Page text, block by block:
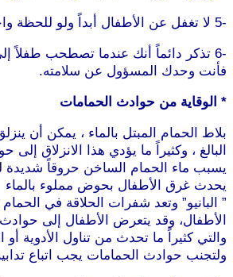
-5 لا تغفل عن الأطفال أبداً ولو للحظة واحدة.
-6 تذكر دائماً أنك عندما تصطحب طفلاً
فأنت وحدك المسؤول عن سلامته.
* الوقاية من حوادث الحمامات
بلاط الحمام المبتل بالماء ، يمكن أن
البالغ ، وكثيراً ما يؤدي هذا الانزلاق إلى
يسبب ماء الحمام الساخن حروقاً شديدة
يحدث غرق الأطفال بحوض مملوء بالماء
” البانيو” وتعد شفرات الحلاقة في
الأطفال، وقد يتعرض الأطفال إلى
والتي كثيراً ما تحدث من تناول الأدوية أو
ولتجنب حوادث الحمامات يجب اتباع